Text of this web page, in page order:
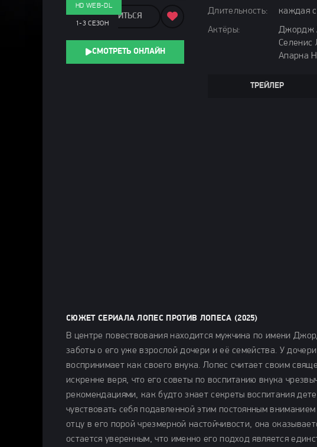
Длительность:
каждая
Актёры:
Джордж
Селенис
Апарна
ТРЕЙЛЕР
HD WEB-DL
1-3 СЕЗОН
ПОДЕЛИТЬСЯ
СМОТРЕТЬ ОНЛАЙН
СЮЖЕТ СЕРИАЛА ЛОПЕС ПРОТИВ ЛОПЕСА (2025)
В центре повествования находится мужчина по имени
заботы о его уже взрослой дочери и её семейства. У
воспринимает как своего внука. Лопес считает своим
искренне веря, что его советы по воспитанию внука
рекомендациями, как будто знает секреты воспитания
чувствовать себя подавленной этим постоянным
отцу в его порой чрезмерной настойчивости, она
остается уверенным, что именно его подход является